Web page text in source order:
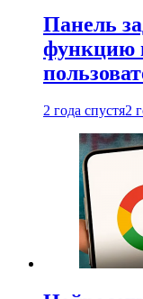
Панель
функцию
2 года спустя2